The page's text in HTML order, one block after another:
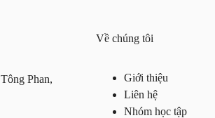
Phan,
Về chúng tôi
Giới thiệu
Liên hệ
Nhóm học tập